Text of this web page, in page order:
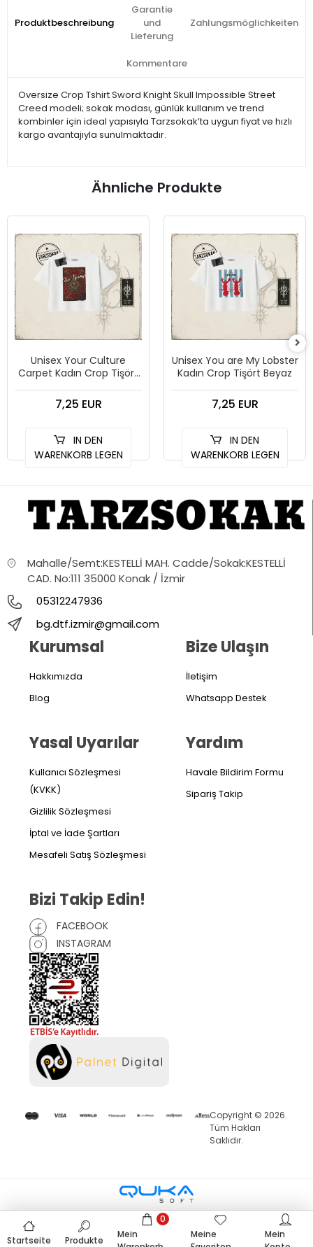
Produktbeschreibung
Garantie
und
Lieferung
Zahlungsmöglichkeiten
Kommentare
Oversize Crop Tshirt Sword Knight Skull Impossible Street
Creed modeli; sokak modası, günlük kullanım ve trend
kombinler için ideal yapısıyla Tarzsokak’ta uygun fiyat ve hızlı
kargo avantajıyla sunulmaktadır.
Ähnliche Produkte
Unisex Your Culture
Carpet Kadın Crop Tişört
7,25 EUR
IN DEN
WARENKORB LEGEN
Unisex You are My Lobster
Kadın Crop Tişört Beyaz
7,25 EUR
IN DEN
WARENKORB LEGEN
Mahalle/Semt:KESTELLİ MAH. Cadde/Sokak:KESTELLİ
CAD. No:111 35000 Konak / İzmir
05312247936
bg.dtf.izmir@gmail.com
Kurumsal
Hakkımızda
Blog
Yasal Uyarılar
Kullanıcı Sözleşmesi
(KVKK)
Gizlilik Sözleşmesi
İptal ve İade Şartları
Mesafeli Satış Sözleşmesi
Bize Ulaşın
İletişim
Whatsapp Destek
Yardım
Havale Bildirim Formu
Sipariş Takip
Bizi Takip Edin!
FACEBOOK
INSTAGRAM
Copyright © 2026.
Tüm Hakları
Saklıdır.
Startseite Produkte
Mein
0
Meine
Mein